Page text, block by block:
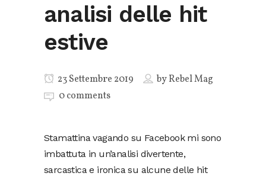
analisi delle hit
estive
23 Settembre 2019 byRebel Mag
0 comments
Stamattina vagando su Facebook mi sono
imbattuta in un’analisi divertente,
sarcastica e ironica su alcune delle hit